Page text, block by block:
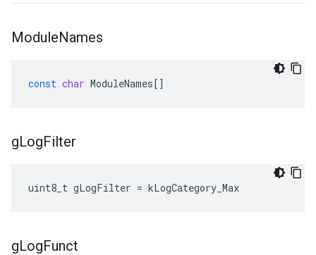
ModuleNames
const char ModuleNames[]
gLogFilter
uint8_t gLogFilter = kLogCategory_Max
gLogFunct